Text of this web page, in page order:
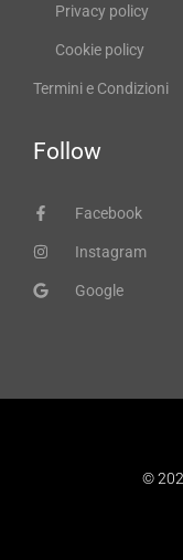
Privacy policy
Cookie policy
Termini e Condizioni
Follow
Facebook
Instagram
Google
©